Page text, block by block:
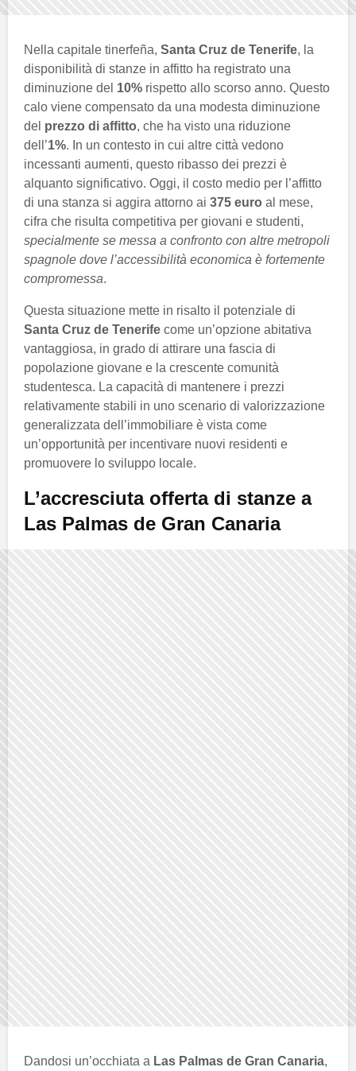
Nella capitale tinerfeña, Santa Cruz de Tenerife, la
disponibilità di stanze in affitto ha registrato una
diminuzione del 10% rispetto allo scorso anno. Questo
calo viene compensato da una modesta diminuzione
del prezzo di affitto, che ha visto una riduzione
dell’1%. In un contesto in cui altre città vedono
incessanti aumenti, questo ribasso dei prezzi è
alquanto significativo. Oggi, il costo medio per l’affitto
di una stanza si aggira attorno ai 375 euro al mese,
cifra che risulta competitiva per giovani e studenti,
specialmente se messa a confronto con altre metropoli
spagnole dove l’accessibilità economica è fortemente
compromessa.
Questa situazione mette in risalto il potenziale di
Santa Cruz de Tenerife come un’opzione abitativa
vantaggiosa, in grado di attirare una fascia di
popolazione giovane e la crescente comunità
studentesca. La capacità di mantenere i prezzi
relativamente stabili in uno scenario di valorizzazione
generalizzata dell’immobiliare è vista come
un’opportunità per incentivare nuovi residenti e
promuovere lo sviluppo locale.
L’accresciuta offerta di stanze a
Las Palmas de Gran Canaria
Dandosi un’occhiata a Las Palmas de Gran Canaria,